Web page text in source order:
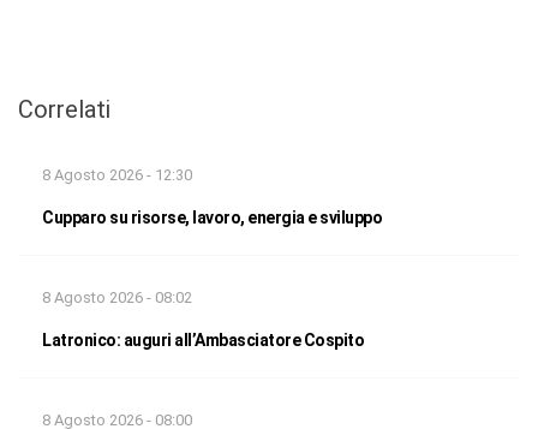
Correlati
8 Agosto 2026 - 12:30
Cupparo su risorse, lavoro, energia e sviluppo
8 Agosto 2026 - 08:02
Latronico: auguri all’Ambasciatore Cospito
8 Agosto 2026 - 08:00